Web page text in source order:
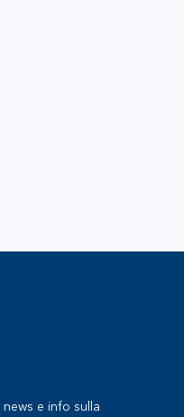
news e info sulla